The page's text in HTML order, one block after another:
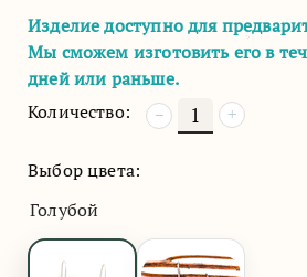
Изделие доступно для
Мы сможем изготовить его в
дней или раньше.
Количество:
+
−
Выбор цвета:
Голубой